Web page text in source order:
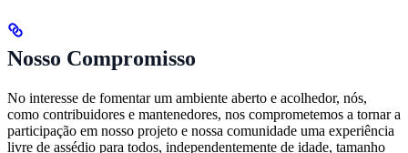
Nosso Compromisso
No interesse de fomentar um ambiente aberto e acolhedor, nós,
como contribuidores e mantenedores, nos comprometemos a tornar a
participação em nosso projeto e nossa comunidade uma experiência
livre de assédio para todos, independentemente de idade, tamanho